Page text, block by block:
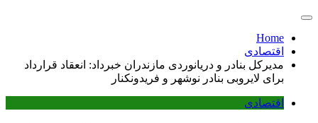
Home
اقتصادی
مدیرکل بنادر و دریانوردی مازندران خبرداد: انعقاد قرارداد
برای لایروبی بنادر نوشهر و فریدونکنار
اقتصادی